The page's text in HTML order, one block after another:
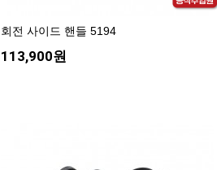
회전 사이드 핸들 5194
113,900원